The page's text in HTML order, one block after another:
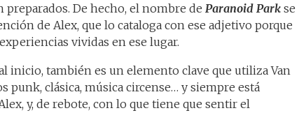
preparados. De hecho, el nombre de Paranoid Park se
de Alex, que lo cataloga con ese adjetivo porque
vividas en ese lugar.
inicio, también es un elemento clave que utiliza Van
punk, clásica, música circense… y siempre está
y, de rebote, con lo que tiene que sentir el